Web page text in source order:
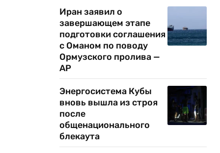
Иран заявил о
завершающем этапе
подготовки соглашения
с Оманом по поводу
Ормузского пролива —
AP
Энергосистема Кубы
вновь вышла из строя
после
общенационального
блекаута